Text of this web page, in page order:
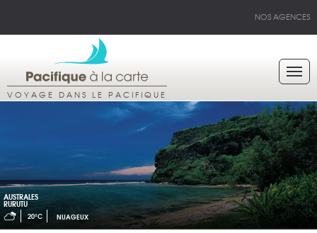
NOS AGENCES
VOYAGE DANS LE PACIFIQUE
AUSTRALES
RURUTU
20°C NUAGEUX